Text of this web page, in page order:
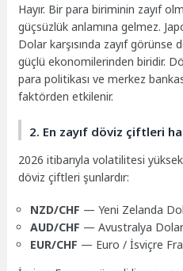
Hayır. Bir para biriminin zayıf
güçsüzlük anlamına gelmez.
Dolar karşısında zayıf görünse
güçlü ekonomilerinden biridir.
para politikası ve merkez
faktörden etkilenir.
2. En zayıf döviz çiftleri
2026 itibarıyla volatilitesi
döviz çiftleri şunlardır:
NZD/CHF — Yeni Zelanda
AUD/CHF — Avustralya
EUR/CHF — Euro / İsviçre